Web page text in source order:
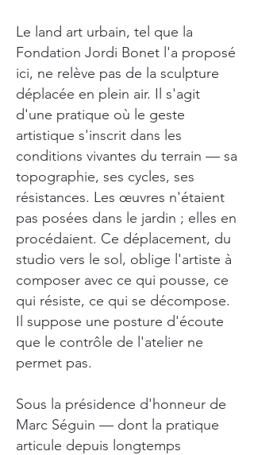
Le land art urbain, tel que la
Fondation Jordi Bonet l'a proposé
ici, ne relève pas de la sculpture
déplacée en plein air. Il s'agit
d'une pratique où le geste
artistique s'inscrit dans les
conditions vivantes du terrain — sa
topographie, ses cycles, ses
résistances. Les œuvres n'étaient
pas posées dans le jardin ; elles en
procédaient. Ce déplacement, du
studio vers le sol, oblige l'artiste à
composer avec ce qui pousse, ce
qui résiste, ce qui se décompose.
Il suppose une posture d'écoute
que le contrôle de l'atelier ne
permet pas.
Sous la présidence d'honneur de
Marc Séguin — dont la pratique
articule depuis longtemps